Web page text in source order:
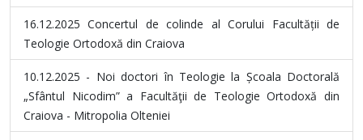
16.12.2025 Concertul de colinde al Corului Facultății de
Teologie Ortodoxă din Craiova
10.12.2025 - Noi doctori în Teologie la Școala Doctorală
„Sfântul Nicodim” a Facultăţii de Teologie Ortodoxă din
Craiova - Mitropolia Olteniei